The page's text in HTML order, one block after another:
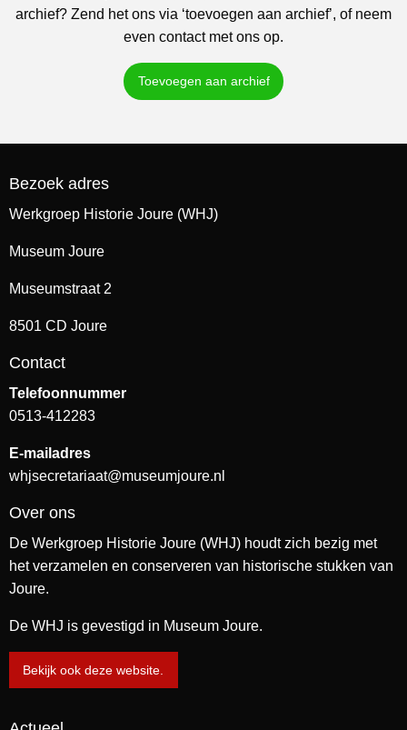
archief? Zend het ons via ‘toevoegen aan archief’, of neem
even contact met ons op.
Toevoegen aan archief
Bezoek adres
Werkgroep Historie Joure (WHJ)
Museum Joure
Museumstraat 2
8501 CD Joure
Contact
Telefoonnummer
0513-412283
E-mailadres
whjsecretariaat@museumjoure.nl
Over ons
De Werkgroep Historie Joure (WHJ) houdt zich bezig met
het verzamelen en conserveren van historische stukken van
Joure.
De WHJ is gevestigd in Museum Joure.
Bekijk ook deze website.